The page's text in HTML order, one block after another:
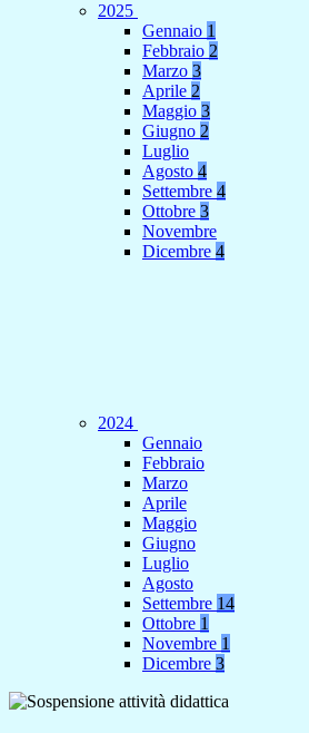
2025
Gennaio 1
Febbraio 2
Marzo 3
Aprile 2
Maggio 3
Giugno 2
Luglio
Agosto 4
Settembre 4
Ottobre 3
Novembre
Dicembre 4
2024
Gennaio
Febbraio
Marzo
Aprile
Maggio
Giugno
Luglio
Agosto
Settembre 14
Ottobre 1
Novembre 1
Dicembre 3